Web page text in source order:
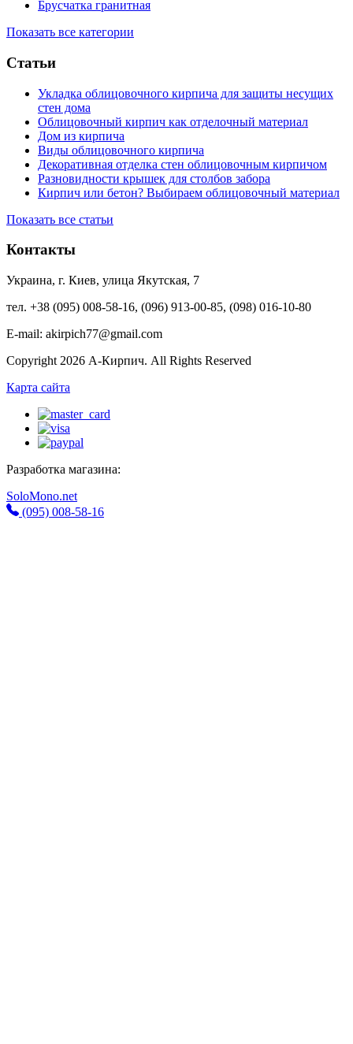
Брусчатка гранитная
Показать все категории
Статьи
Укладка облицовочного кирпича для защиты несущих
стен дома
Облицовочный кирпич как отделочный материал
Дом из кирпича
Виды облицовочного кирпича
Декоративная отделка стен облицовочным кирпичом
Разновидности крышек для столбов забора
Кирпич или бетон? Выбираем облицовочный материал
Показать все статьи
Контакты
Украина, г. Киев, улица Якутская, 7
тел. +38 (095) 008-58-16, (096) 913-00-85, (098) 016-10-80
E-mail: akirpich77@gmail.com
Copyright 2026 А-Кирпич. All Rights Reserved
Карта сайта
Разработка магазина:
SoloMono.net
(095) 008-58-16